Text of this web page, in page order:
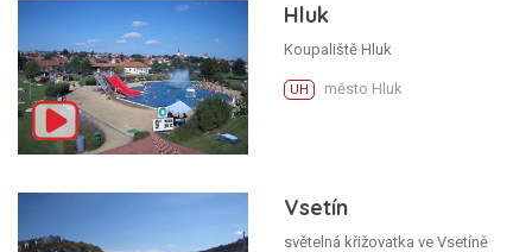
Hluk
Koupaliště Hluk
UH město Hluk
Vsetín
světelná křižovatka ve Vsetíně